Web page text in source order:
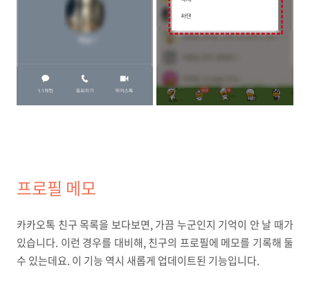
프로필 메모
카카오톡 친구 목록을 보다보면, 가끔 누군인지 기억이 안 날 때가
있습니다. 이런 경우를 대비해, 친구의 프로필에 메모를 기록해 둘
수 있는데요. 이 기능 역시 새롭게 업데이트된 기능입니다.